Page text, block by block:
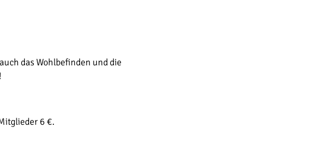
das Wohlbefinden und die
6 €.